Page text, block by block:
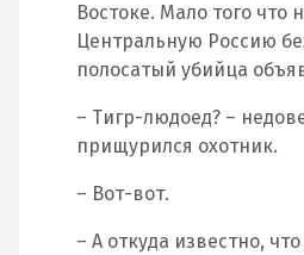
Востоке. Мало того что
Центральную Россию
полосатый убийца
– Тигр-людоед? –
прищурился охотник.
– Вот-вот.
– А откуда известно,